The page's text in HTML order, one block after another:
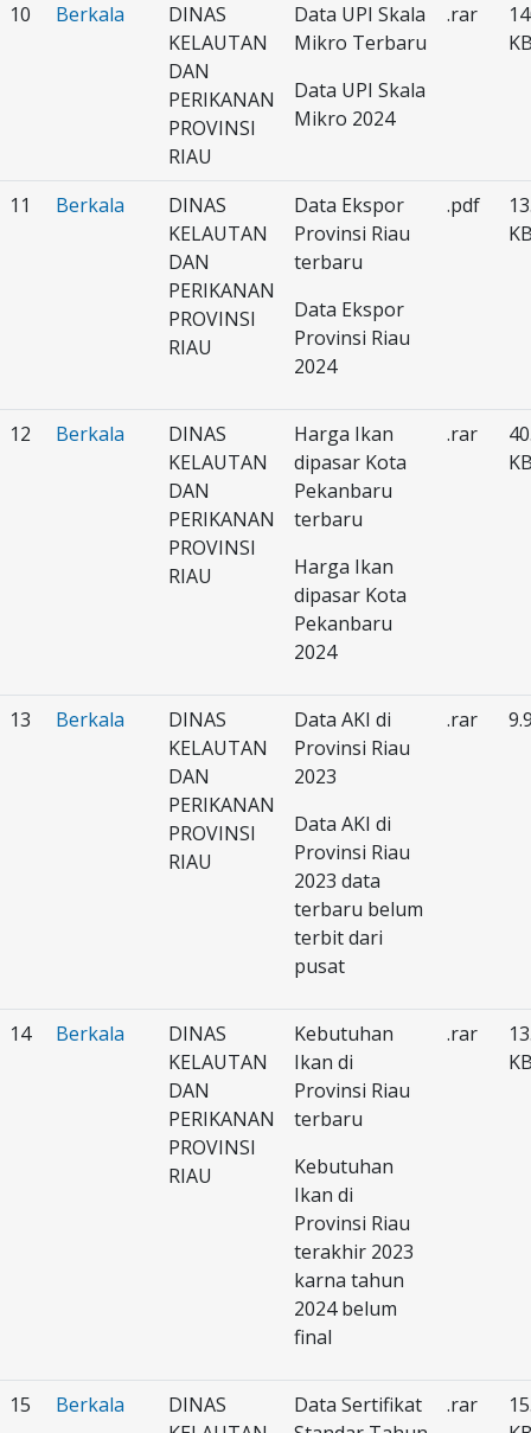
10 Berkala
DINAS
KELAUTAN
DAN
PERIKANAN
PROVINSI
RIAU
Data UPI Skala
Mikro Terbaru
Data UPI Skala
Mikro 2024
.rar
11 Berkala
DINAS
KELAUTAN
DAN
PERIKANAN
PROVINSI
RIAU
Data Ekspor
Provinsi Riau
terbaru
Data Ekspor
Provinsi Riau
2024
.pdf
12 Berkala
DINAS
KELAUTAN
DAN
PERIKANAN
PROVINSI
RIAU
Harga Ikan
dipasar Kota
Pekanbaru
terbaru
Harga Ikan
dipasar Kota
Pekanbaru
2024
.rar
13 Berkala
DINAS
KELAUTAN
DAN
PERIKANAN
PROVINSI
RIAU
Data AKI di
Provinsi Riau
2023
Data AKI di
Provinsi Riau
2023 data
terbaru belum
terbit dari
pusat
.rar
14 Berkala
DINAS
KELAUTAN
DAN
PERIKANAN
PROVINSI
RIAU
Kebutuhan
Ikan di
Provinsi Riau
terbaru
Kebutuhan
Ikan di
Provinsi Riau
terakhir 2023
karna tahun
2024 belum
final
.rar
15 Berkala
DINAS
Data Sertifikat
.rar